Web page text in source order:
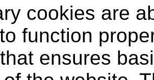
cookies are
function
ensures